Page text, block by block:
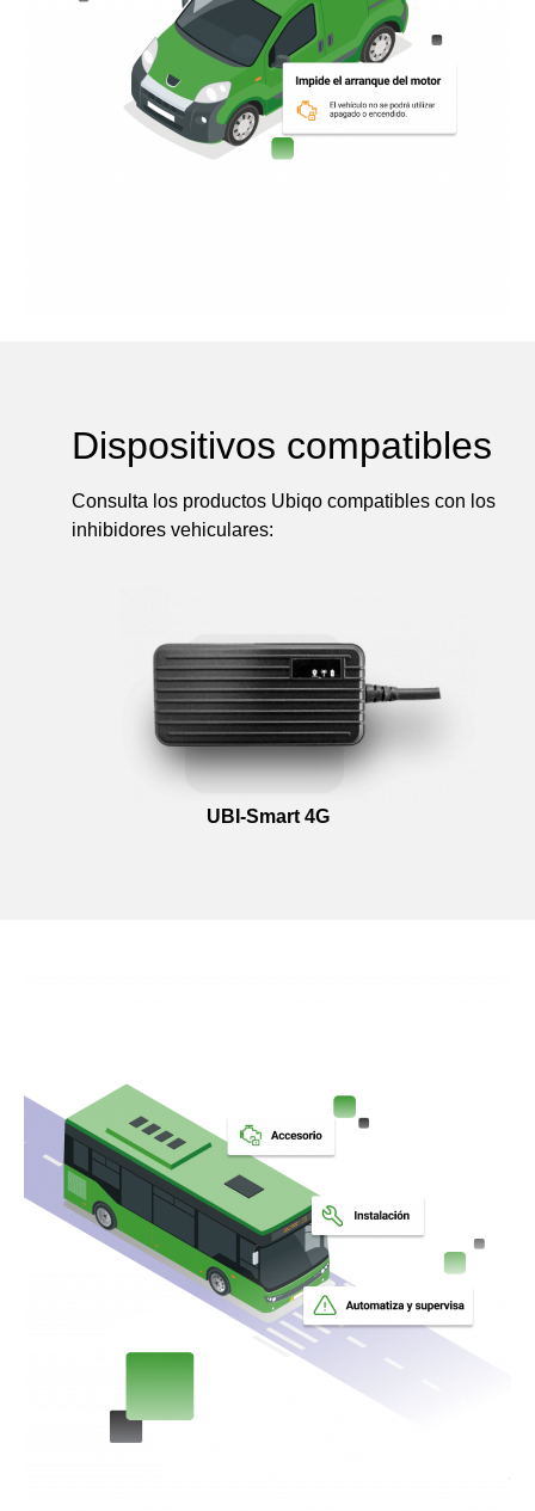
Dispositivos compatibles
Consulta los productos Ubiqo compatibles con los
inhibidores vehiculares:
UBI-Smart 4G